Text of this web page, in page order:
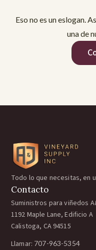
Eso no es un eslogan.
una de
Todo lo que necesitas, en
Contacto
Suministros para viñedos
1192 Maple Lane, Edificio A
Calistoga, CA 94515
Llamar: 707-963-5354